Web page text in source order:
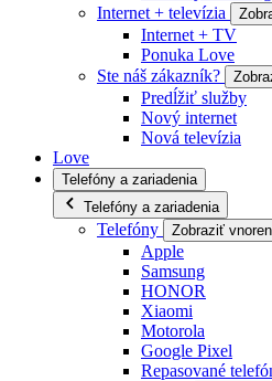
Internet + televízia
Internet + TV
Ponuka Love
Ste náš zákazník?
Predĺžiť služby
Nový internet
Nová televízia
Love
Telefóny a zariadenia
Telefóny a zariadenia
Telefóny Zobraziť
Apple
Samsung
HONOR
Xiaomi
Motorola
Google Pixel
Repasované